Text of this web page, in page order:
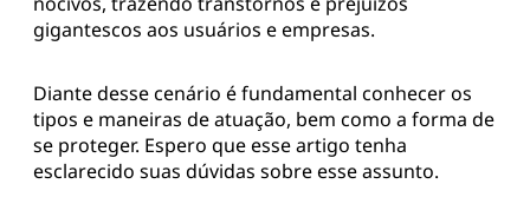
gigantescos aos usuários e empresas.
Diante desse cenário é fundamental conhecer os
tipos e maneiras de atuação, bem como a forma de
se proteger. Espero que esse artigo tenha
esclarecido suas dúvidas sobre esse assunto.